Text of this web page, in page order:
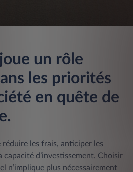
un rôle
les priorités
en quête de
réduire les frais, anticiper les
capacité d’investissement. Choisir
n’implique plus nécessairement